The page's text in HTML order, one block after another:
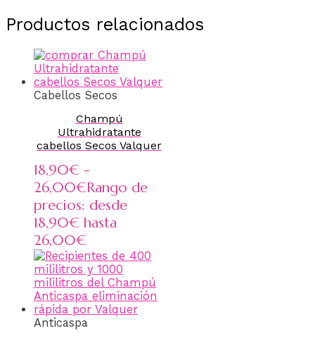
Productos relacionados
Cabellos Secos
Champú
Ultrahidratante
cabellos Secos Valquer
18,90€ -
26,00€Rango de
precios: desde
18,90€ hasta
26,00€
Anticaspa